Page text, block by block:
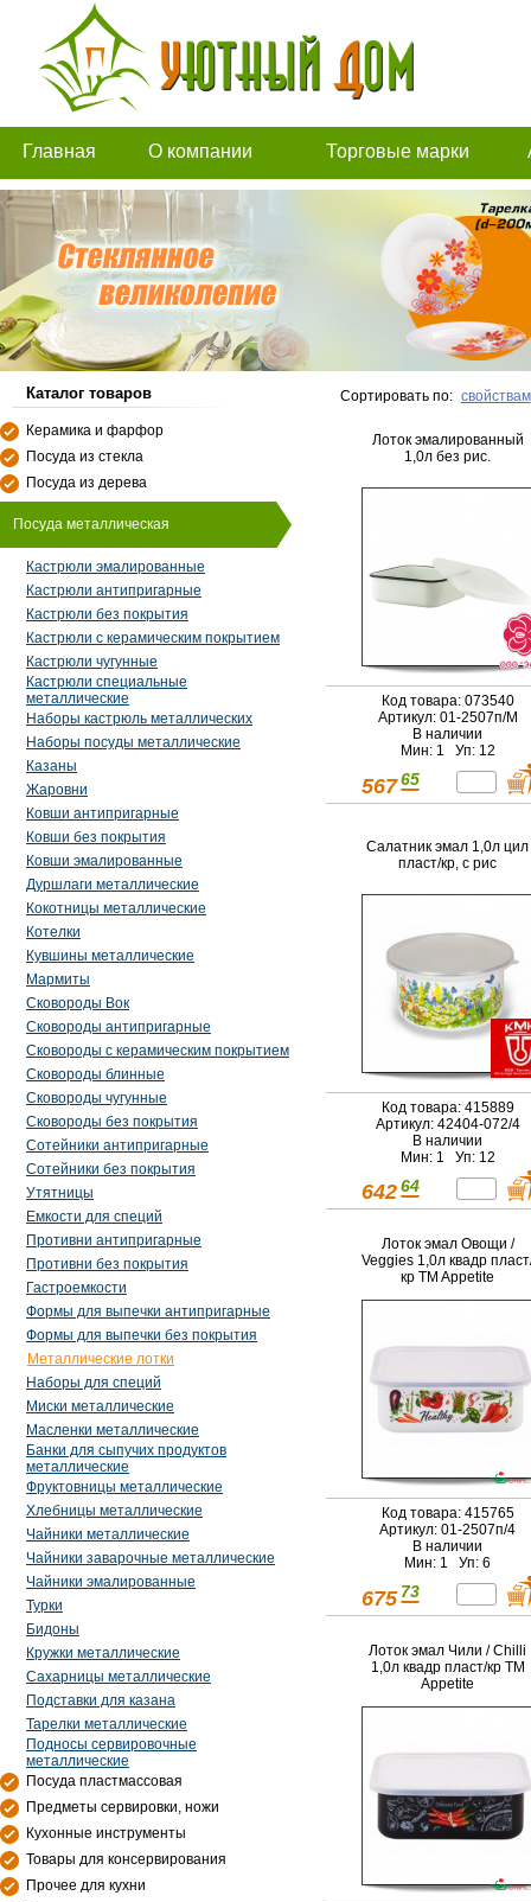
Главная О компании Торговые марки
Каталог товаров
Керамика и фарфор
Посуда из стекла
Посуда из дерева
Посуда металлическая
Кастрюли эмалированные
Кастрюли антипригарные
Кастрюли без покрытия
Кастрюли с керамическим покрытием
Кастрюли чугунные
Кастрюли специальные
металлические
Наборы кастрюль металлических
Наборы посуды металлические
Казаны
Жаровни
Ковши антипригарные
Ковши без покрытия
Ковши эмалированные
Дуршлаги металлические
Кокотницы металлические
Котелки
Кувшины металлические
Мармиты
Сковороды Вок
Сковороды антипригарные
Сковороды с керамическим покрытием
Сковороды блинные
Сковороды чугунные
Сковороды без покрытия
Сотейники антипригарные
Сотейники без покрытия
Утятницы
Емкости для специй
Противни антипригарные
Противни без покрытия
Гастроемкости
Формы для выпечки антипригарные
Формы для выпечки без покрытия
Металлические лотки
Наборы для специй
Миски металлические
Масленки металлические
Банки для сыпучих продуктов
металлические
Фруктовницы металлические
Хлебницы металлические
Чайники металлические
Чайники заварочные металлические
Чайники эмалированные
Турки
Бидоны
Кружки металлические
Сахарницы металлические
Подставки для казана
Тарелки металлические
Подносы сервировочные
металлические
Посуда пластмассовая
Предметы сервировки, ножи
Кухонные инструменты
Товары для консервирования
Прочее для кухни
Сортировать по: свойствам
Лоток эмалированный
1,0л без рис.
Код товара: 073540
Артикул: 01-2507п/М
В наличии
Мин: 1 Уп: 12
567 65
Салатник эмал 1,0л цил
пласт/кр, с рис
Код товара: 415889
Артикул: 42404-072/4
В наличии
Мин: 1 Уп: 12
642 64
Лоток эмал Овощи /
Veggies 1,0л квадр
кр TM Appetite
Код товара: 415765
Артикул: 01-2507п/4
В наличии
Мин: 1 Уп: 6
675 73
Лоток эмал Чили / Chilli
1,0л квадр пласт/кр TM
Appetite